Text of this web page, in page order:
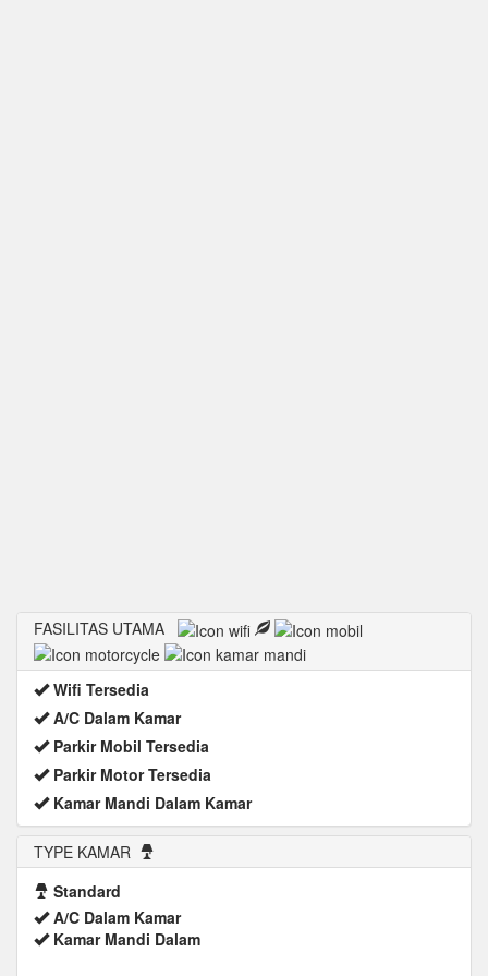
FASILITAS UTAMA
Wifi Tersedia
A/C Dalam Kamar
Parkir Mobil Tersedia
Parkir Motor Tersedia
Kamar Mandi Dalam Kamar
TYPE KAMAR
Standard
A/C Dalam Kamar
Kamar Mandi Dalam